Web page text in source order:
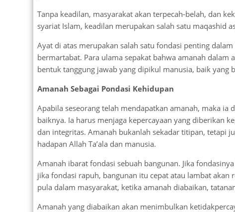
Tanpa keadilan, masyarakat akan terpecah-belah, dan
syariat Islam, keadilan merupakan salah satu maqashid
Ayat di atas merupakan salah satu fondasi penting
bermartabat. Para ulama sepakat bahwa amanah
bentuk tanggung jawab yang dipikul manusia, baik yang
Amanah Sebagai Pondasi Kehidupan
Apabila seseorang telah mendapatkan amanah, maka
baiknya. Ia harus menjaga kepercayaan yang diberikan
dan integritas. Amanah bukanlah sekadar titipan, tetapi
hadapan Allah Ta’ala dan manusia.
Amanah ibarat fondasi sebuah bangunan. Jika
jika fondasi rapuh, bangunan itu cepat atau lambat
pula dalam masyarakat, ketika amanah diabaikan,
Amanah yang diabaikan akan menimbulkan